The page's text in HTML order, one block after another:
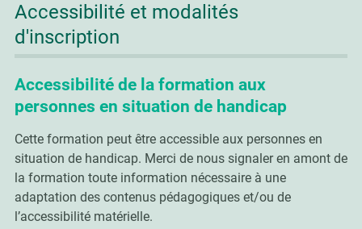
Accessibilité et modalités
d'inscription
Accessibilité de la formation aux
personnes en situation de handicap
Cette formation peut être accessible aux personnes en
situation de handicap. Merci de nous signaler en amont de
la formation toute information nécessaire à une
adaptation des contenus pédagogiques et/ou de
l’accessibilité matérielle.